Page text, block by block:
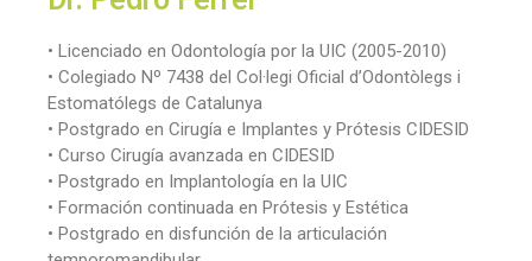
• Licenciado en Odontología por la UIC (2005-2010)
• Colegiado Nº 7438 del Col·legi Oficial d’Odontòlegs i
Estomatólegs de Catalunya
• Postgrado en Cirugía e Implantes y Prótesis CIDESID
• Curso Cirugía avanzada en CIDESID
• Postgrado en Implantología en la UIC
• Formación continuada en Prótesis y Estética
• Postgrado en disfunción de la articulación